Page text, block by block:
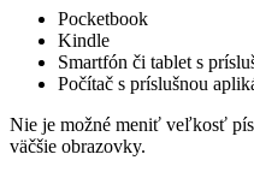
Pocketbook
Kindle
Smartfón či tablet s
Počítač s príslušnou
Nie je možné meniť veľkosť
väčšie obrazovky.